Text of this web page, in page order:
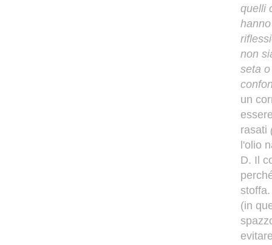
quelli
non
seta
un
rasati
l'olio
D. Il
(in